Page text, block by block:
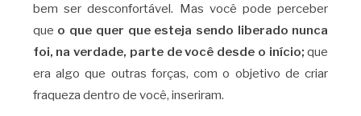
bem ser desconfortável. Mas você pode perceber
que o que quer que esteja sendo liberado nunca
foi, na verdade, parte de você desde o início; que
era algo que outras forças, com o objetivo de criar
fraqueza dentro de você, inseriram.